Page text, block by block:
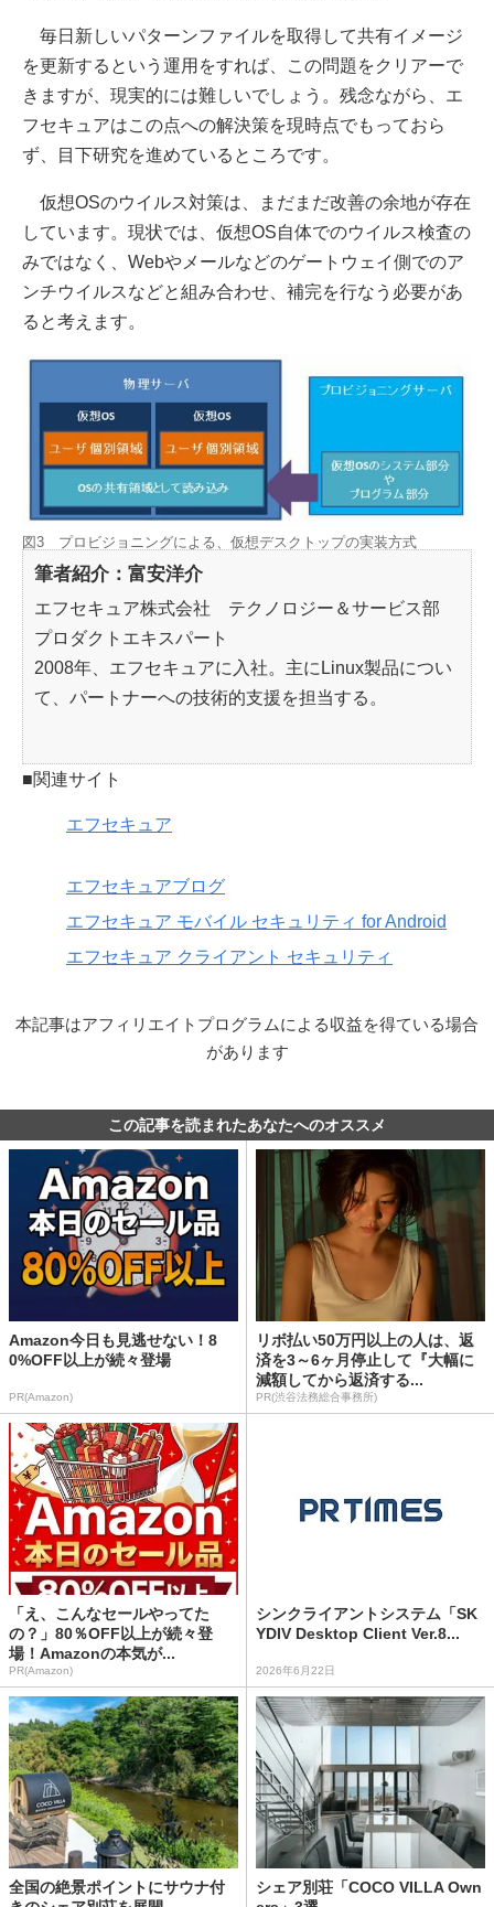
毎日新しいパターンファイルを取得して共有イメージ
を更新するという運用をすれば、この問題をクリアーで
きますが、現実的には難しいでしょう。残念ながら、エ
フセキュアはこの点への解決策を現時点でもっておら
ず、目下研究を進めているところです。
仮想OSのウイルス対策は、まだまだ改善の余地が存在
しています。現状では、仮想OS自体でのウイルス検査の
みではなく、Webやメールなどのゲートウェイ側でのア
ンチウイルスなどと組み合わせ、補完を行なう必要があ
ると考えます。
図3 プロビジョニングによる、仮想デスクトップの実装方式
筆者紹介：富安洋介
エフセキュア株式会社 テクノロジー＆サービス部
プロダクトエキスパート
2008年、エフセキュアに入社。主にLinux製品につい
て、パートナーへの技術的支援を担当する。
■関連サイト
エフセキュア
エフセキュアブログ
エフセキュア モバイル セキュリティ for Android
エフセキュア クライアント セキュリティ
本記事はアフィリエイトプログラムによる収益を得ている場合
があります
この記事を読まれたあなたへのオススメ
Amazon今日も見逃せない！8
0%OFF以上が続々登場
PR(Amazon)
リボ払い50万円以上の人は、返
済を3～6ヶ月停止して『大幅に
減額してから返済する...
PR(渋谷法務総合事務所)
「え、こんなセールやってた
の？」80％OFF以上が続々登
場！Amazonの本気が...
PR(Amazon)
シンクライアントシステム「SK
YDIV Desktop Client Ver.8...
2026年6月22日
全国の絶景ポイントにサウナ付
シェア別荘「COCO VILLA Own